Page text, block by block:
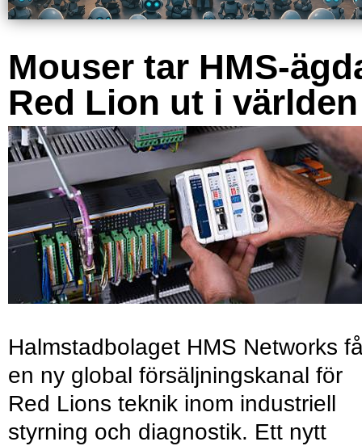
Mouser tar HMS-
Red Lion ut i världen
Halmstadbolaget HMS Networks
en ny global försäljningskanal för
Red Lions teknik inom industriell
styrning och diagnostik. Ett nytt